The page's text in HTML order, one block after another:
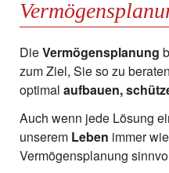
DieVermögensplanung
zum Ziel, Sie so zu
optimal aufbauen,
Auch wenn jede Lösung
unserem Leben immer
Vermögensplanung